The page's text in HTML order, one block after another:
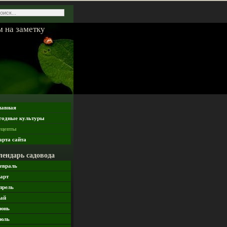
на заметку
культуры
сайта
садовода